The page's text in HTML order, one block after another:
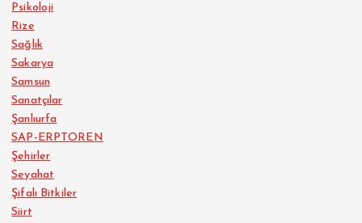
Psikoloji
Rize
Sağlık
Sakarya
Samsun
Sanatçılar
Şanlıurfa
SAP-ERPTOREN
Şehirler
Seyahat
Şifalı Bitkiler
Siirt